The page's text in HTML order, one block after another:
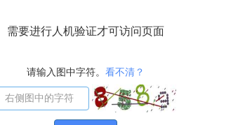
需要进行人机验证才可访问页面
请输入图中字符。 看不清？